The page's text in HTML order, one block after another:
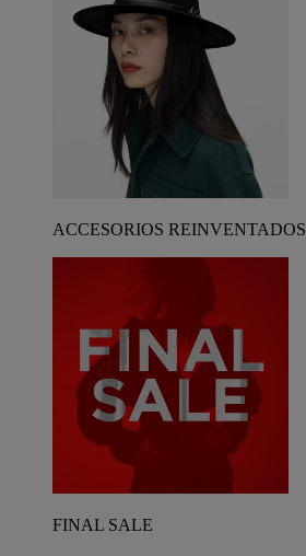
ACCESORIOS REINVENTADOS
FINAL SALE